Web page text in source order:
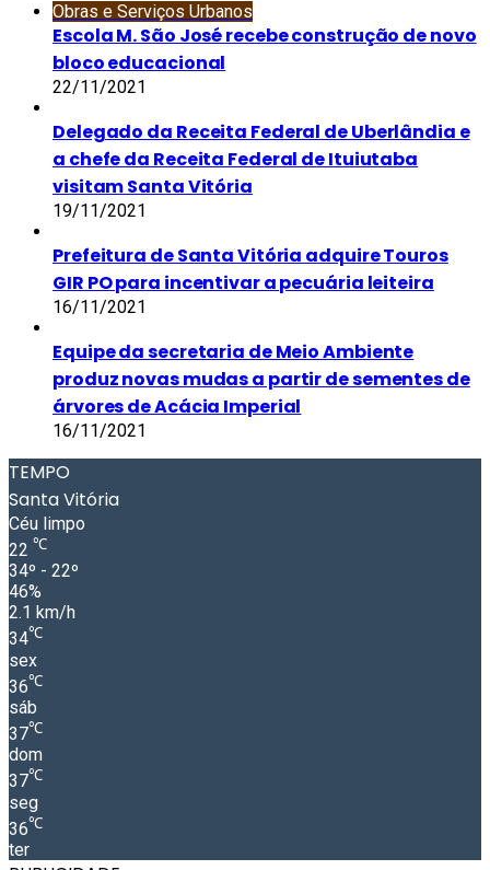
Obras e Serviços Urbanos
Escola M. São José recebe construção de novo
bloco educacional
22/11/2021
Delegado da Receita Federal de Uberlândia e
a chefe da Receita Federal de Ituiutaba
visitam Santa Vitória
19/11/2021
Prefeitura de Santa Vitória adquire Touros
GIR PO para incentivar a pecuária leiteira
16/11/2021
Equipe da secretaria de Meio Ambiente
produz novas mudas a partir de sementes de
árvores de Acácia Imperial
16/11/2021
TEMPO
Santa Vitória
Céu limpo
22 ℃
34º - 22º
46%
2.1 km/h
34℃
sex
36℃
sáb
37℃
dom
37℃
seg
36℃
ter